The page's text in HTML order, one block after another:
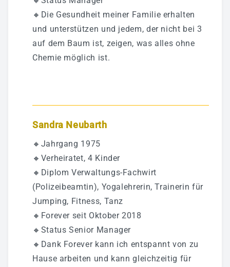
🔸Die Gesundheit meiner Familie erhalten
und unterstützen und jedem, der nicht bei 3
auf dem Baum ist, zeigen, was alles ohne
Chemie möglich ist.
Sandra Neubarth
🔸Jahrgang 1975
🔸Verheiratet, 4 Kinder
🔸Diplom Verwaltungs-Fachwirt
(Polizeibeamtin), Yogalehrerin, Trainerin für
Jumping, Fitness, Tanz
🔸Forever seit Oktober 2018
🔸Status Senior Manager
🔸Dank Forever kann ich entspannt von zu
Hause arbeiten und kann gleichzeitig für